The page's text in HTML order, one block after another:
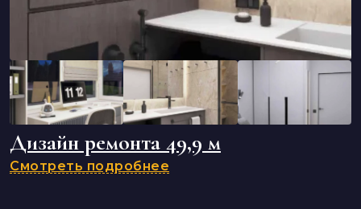
Дизайн ремонта 49,9 м
Смотреть подробнее